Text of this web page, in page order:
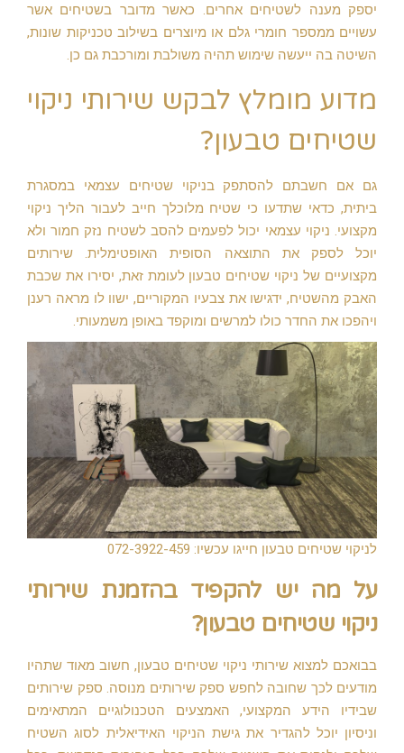
יספק מענה לשטיחים אחרים. כאשר מדובר בשטיחים אשר
עשויים ממספר חומרי גלם או מיוצרים בשילוב טכניקות שונות,
השיטה בה ייעשה שימוש תהיה משולבת ומורכבת גם כן.
מדוע מומלץ לבקש שירותי ניקוי
שטיחים טבעון?
גם אם חשבתם להסתפק בניקוי שטיחים עצמאי במסגרת
ביתית, כדאי שתדעו כי שטיח מלוכלך חייב לעבור הליך ניקוי
מקצועי. ניקוי עצמאי יכול לפעמים להסב לשטיח נזק חמור ולא
יוכל לספק את התוצאה הסופית האופטימלית. שירותים
מקצועיים של ניקוי שטיחים טבעון לעומת זאת, יסירו את שכבת
האבק מהשטיח, ידגישו את צבעיו המקוריים, ישוו לו מראה רענן
ויהפכו את החדר כולו למרשים ומוקפד באופן משמעותי.
לניקוי שטיחים טבעון חייגו עכשיו: 072-3922-459
על מה יש להקפיד בהזמנת שירותי
ניקוי שטיחים טבעון?
בבואכם למצוא שירותי ניקוי שטיחים טבעון, חשוב מאוד שתהיו
מודעים לכך שחובה לחפש ספק שירותים מנוסה. ספק שירותים
שבידיו הידע המקצועי, האמצעים הטכנולוגיים המתאימים
וניסיון יוכל להגדיר את גישת הניקוי האידיאלית לסוג השטיח